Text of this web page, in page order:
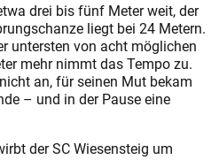
drei bis fünf Meter weit, der
liegt bei 24 Metern.
untersten von acht möglichen
mehr nimmt das Tempo zu.
an, für seinen Mut bekam
– und in der Pause eine
der SC Wiesensteig um